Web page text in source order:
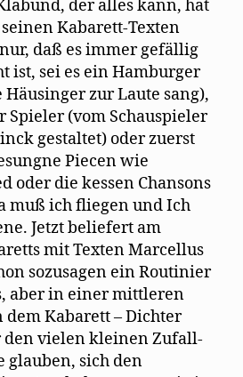
der alles kann, hat
Kabarett-Texten
daß es immer gefällig
ist, sei es ein Hamburger
zur Laute sang),
Spieler (vom Schauspieler
gestaltet) oder zuerst
Piecen wie
oder die kessen Chansons
muß ich fliegen und Ich
Jetzt beliefert am
mit Texten Marcellus
sozusagen ein Routinier
aber in einer mittleren
Kabarett – Dichter
vielen kleinen Zufall-
glauben, sich den